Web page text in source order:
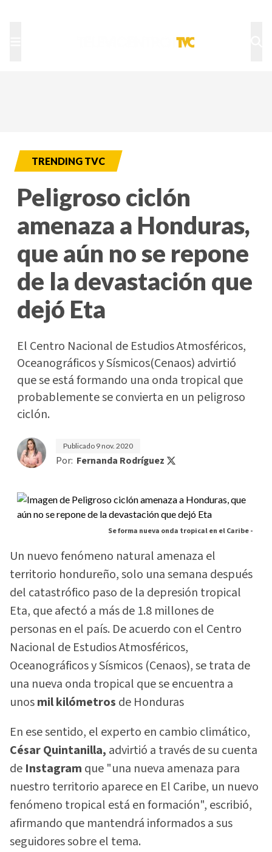
TRENDING TVC
Peligroso ciclón
amenaza a Honduras,
que aún no se repone
de la devastación que
dejó Eta
El Centro Nacional de Estudios Atmosféricos,
Oceanográficos y Sísmicos(Cenaos) advirtió
que se está formando una onda tropical que
probablemente se convierta en un peligroso
ciclón.
Publicado 9 nov. 2020
Por: Fernanda Rodríguez
Se forma nueva onda tropical en el Caribe -
Un nuevo fenómeno natural amenaza el
territorio hondureño, solo una semana después
del catastrófico paso de la depresión tropical
Eta, que afectó a más de 1.8 millones de
personas en el país. De acuerdo con el Centro
Nacional de Estudios Atmosféricos,
Oceanográficos y Sísmicos (Cenaos), se trata de
una nueva onda tropical que se encuentra a
unosmil kilómetros de Honduras
En ese sentido, el experto en cambio climático,
César Quintanilla, advirtió a través de su cuenta
de Instagram que "una nueva amenaza para
nuestro territorio aparece en El Caribe, un nuevo
fenómeno tropical está en formación", escribió,
afirmando que mantendrá informados a sus
seguidores sobre el tema.